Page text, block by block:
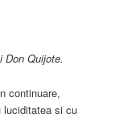
Quijote.
continuare,
luciditatea si cu